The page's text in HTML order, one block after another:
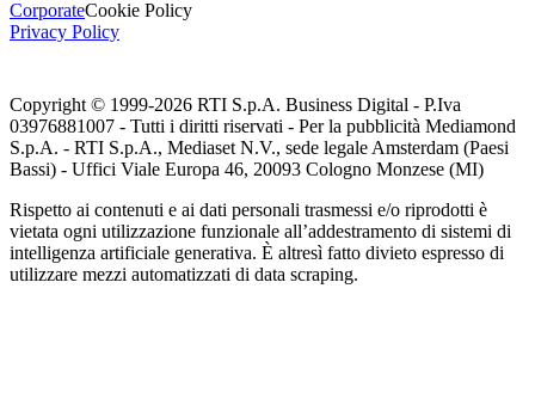
CorporateCookie Policy
Privacy Policy
Copyright © 1999-2026 RTI S.p.A. Business Digital - P.Iva
03976881007 - Tutti i diritti riservati - Per la pubblicità Mediamond
S.p.A. - RTI S.p.A., Mediaset N.V., sede legale Amsterdam (Paesi
Bassi) - Uffici Viale Europa 46, 20093 Cologno Monzese (MI)
Rispetto ai contenuti e ai dati personali trasmessi e/o riprodotti è
vietata ogni utilizzazione funzionale all’addestramento di sistemi di
intelligenza artificiale generativa. È altresì fatto divieto espresso di
utilizzare mezzi automatizzati di data scraping.